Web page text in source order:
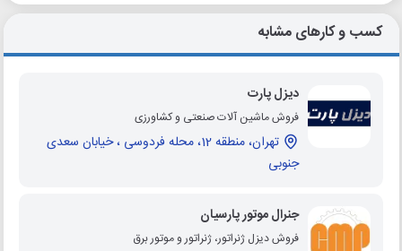
کسب و کارهای مشابه
دیزل پارت
فروش ماشین آلات صنعتی و کشاورزی
تهران، منطقه 12، محله فردوسی ، خیابان سعدی
جنوبی
جنرال موتور پارسیان
فروش دیزل ژنراتور، ژنراتور و موتور برق